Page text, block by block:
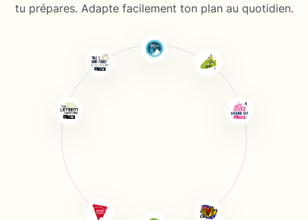
tu prépares. Adapte facilement ton plan au quotidien.